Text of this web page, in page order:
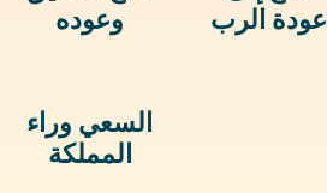
وعوده
عودة الرب
السعي وراء
المملكة